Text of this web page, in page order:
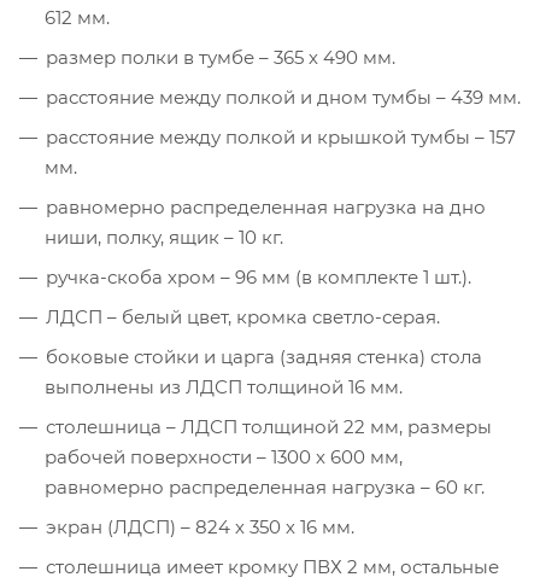
612 мм.
размер полки в тумбе – 365 х 490 мм.
расстояние между полкой и дном тумбы – 439 мм.
расстояние между полкой и крышкой тумбы – 157
мм.
равномерно распределенная нагрузка на дно
ниши, полку, ящик – 10 кг.
ручка-скоба хром – 96 мм (в комплекте 1 шт.).
ЛДСП – белый цвет, кромка светло-серая.
боковые стойки и царга (задняя стенка) стола
выполнены из ЛДСП толщиной 16 мм.
столешница – ЛДСП толщиной 22 мм, размеры
рабочей поверхности – 1300 х 600 мм,
равномерно распределенная нагрузка – 60 кг.
экран (ЛДСП) – 824 х 350 х 16 мм.
столешница имеет кромку ПВХ 2 мм, остальные